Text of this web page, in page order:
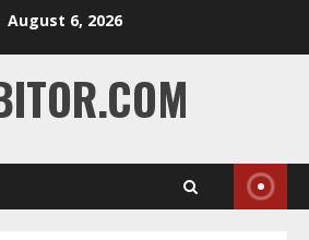
August 6, 2026